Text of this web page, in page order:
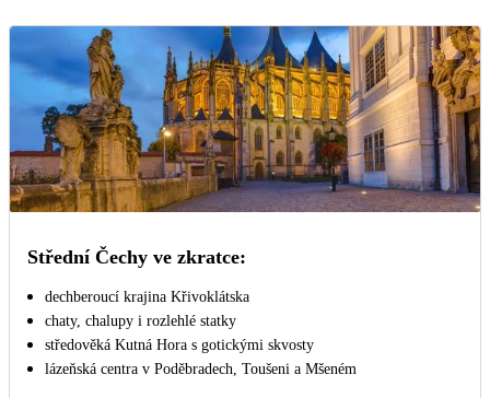
Střední Čechy ve zkratce:
dechberoucí krajina Křivoklátska
chaty, chalupy i rozlehlé statky
středověká Kutná Hora s gotickými skvosty
lázeňská centra v Poděbradech, Toušeni a Mšeném